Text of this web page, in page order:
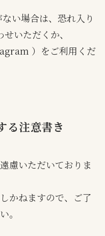
い場合は、恐れ入り
いただくか、
）をご利用くだ
る注意書き
慮いただいておりま
かねますので、ご了
。